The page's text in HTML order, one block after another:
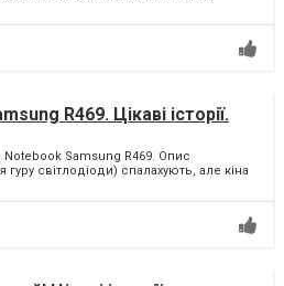
R469. Цікаві історії.
Samsung R469. Опис
світлодіоди) спалахують, але кіна